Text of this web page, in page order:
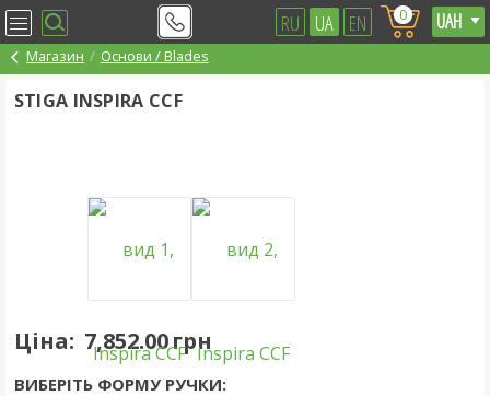
RU UA EN 0
Магазин Основи / Blades
STIGA INSPIRA CCF
Ціна: 7,852.00 грн
ВИБЕРІТЬ ФОРМУ РУЧКИ: